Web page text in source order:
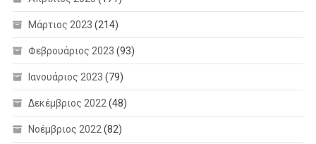
Μάρτιος 2023 (214)
Φεβρουάριος 2023 (93)
Ιανουάριος 2023 (79)
Δεκέμβριος 2022 (48)
Νοέμβριος 2022 (82)